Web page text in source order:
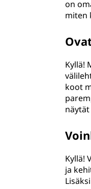
on
miten
Kyllä!
koot
Kyllä!
ja